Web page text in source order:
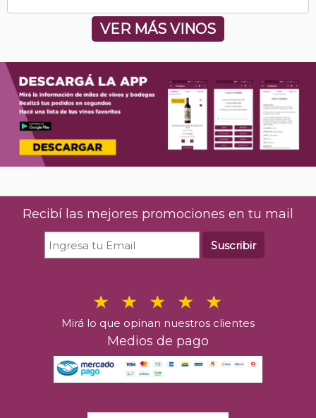
VER MÁS VINOS
Recibí las mejores promociones en tu mail
Suscribir
Mirá lo que opinan nuestros clientes
Medios de pago